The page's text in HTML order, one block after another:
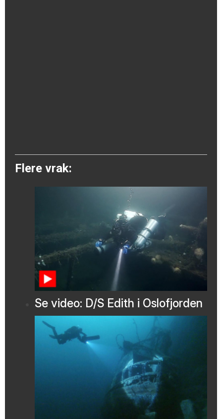
Flere vrak:
Se video: D/S Edith i Oslofjorden